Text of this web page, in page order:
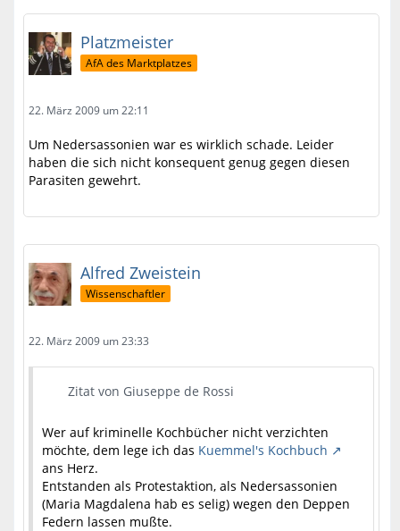
Platzmeister
AfA des Marktplatzes
22. März 2009 um 22:11
Um Nedersassonien war es wirklich schade. Leider
haben die sich nicht konsequent genug gegen diesen
Parasiten gewehrt.
Alfred Zweistein
Wissenschaftler
22. März 2009 um 23:33
Zitat von Giuseppe de Rossi
Wer auf kriminelle Kochbücher nicht verzichten
möchte, dem lege ich das Kuemmel's Kochbuch
ans Herz.
Entstanden als Protestaktion, als Nedersassonien
(Maria Magdalena hab es selig) wegen den Deppen
Federn lassen mußte.